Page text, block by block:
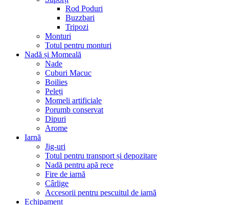
Rod Poduri
Buzzbari
Tripozi
Monturi
Totul pentru monturi
Nadă și Momeală
Nade
Cuburi Macuc
Boilies
Peleți
Momeli artificiale
Porumb conservat
Dipuri
Arome
Iarnă
Jig-uri
Totul pentru transport și depozitare
Nadă pentru apă rece
Fire de iarnă
Cârlige
Accesorii pentru pescuitul de iarnă
Echipament